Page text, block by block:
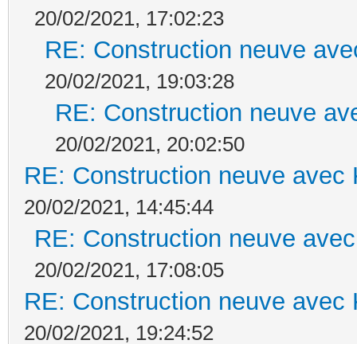
20/02/2021, 17:02:23
RE: Construction neuve
20/02/2021, 19:03:28
RE: Construction neuve
20/02/2021, 20:02:50
RE: Construction neuve avec
20/02/2021, 14:45:44
RE: Construction neuve
20/02/2021, 17:08:05
RE: Construction neuve avec
20/02/2021, 19:24:52